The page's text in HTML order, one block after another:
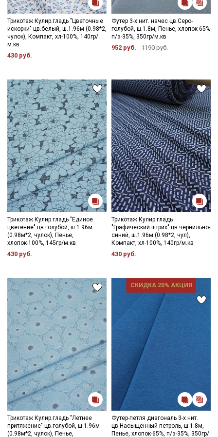
Трикотаж Кулир.гладь "Цветочные
искорки" цв.белый, ш.1.96м (0.98*2,
чулок), Компакт, хл-100%, 140гр/
м.кв
430 руб.
Футер 3-х нит. начес цв.Серо-
голубой, ш.1.8м, Пенье, хлопок-65%
п/э-35%, 350гр/м.кв
952 руб. 1190 руб.
Трикотаж Кулир.гладь "Единое
цветение" цв.голубой, ш.1.96м
(0.98м*2, чулок), Пенье,
хлопок-100%, 145гр/м.кв
430 руб.
Трикотаж Кулир.гладь
"Графический штрих" цв.чернильно-
синий, ш.1.96м (0.98*2, чул),
Компакт, хл-100%, 140гр/м.кв
430 руб.
Трикотаж Кулир.гладь "Летнее
притяжение" цв.голубой, ш.1.96м
(0.98м*2, чулок), Пенье,
СКИДКА 20% АКЦИЯ
Футер-петля диагональ 3-х нит.
цв.Насыщенный петроль, ш.1.8м,
Пенье, хлопок-65%, п/э-35%, 350гр/
данных
ДаюСогласие на получение рекламных и
информационных рассылок